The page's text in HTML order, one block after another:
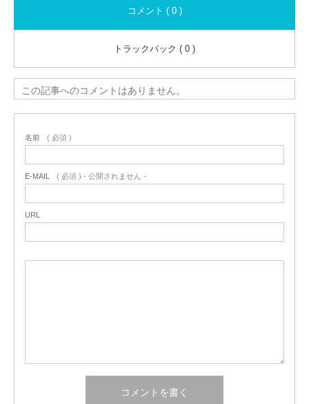
コメント ( 0 )
トラックバック ( 0 )
この記事へのコメントはありません。
名前 ( 必須 )
E-MAIL ( 必須 ) - 公開されません -
URL